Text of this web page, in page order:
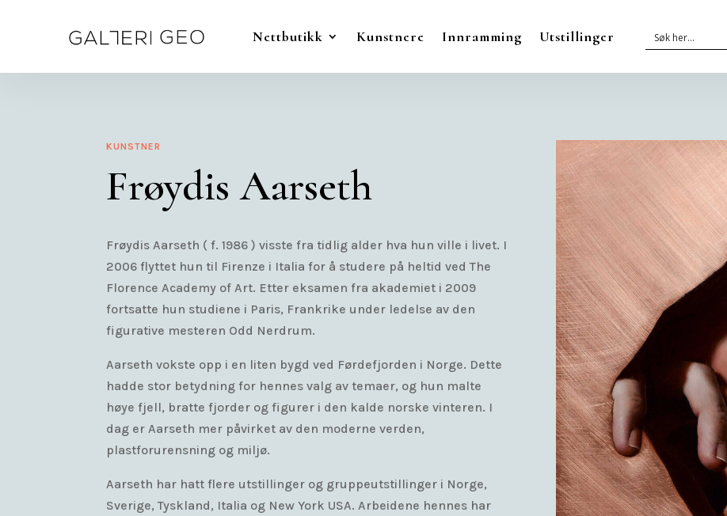
Nettbutikk Kunstnere Innramming Utstillinger
KUNSTNER
Frøydis Aarseth
Frøydis Aarseth ( f. 1986 ) visste fra tidlig alder hva hun ville i livet. I
2006 flyttet hun til Firenze i Italia for å studere på heltid ved The
Florence Academy of Art. Etter eksamen fra akademiet i 2009
fortsatte hun studiene i Paris, Frankrike under ledelse av den
figurative mesteren Odd Nerdrum.
Aarseth vokste opp i en liten bygd ved Førdefjorden i Norge. Dette
hadde stor betydning for hennes valg av temaer, og hun malte
høye fjell, bratte fjorder og figurer i den kalde norske vinteren. I
dag er Aarseth mer påvirket av den moderne verden,
plastforurensning og miljø.
Aarseth har hatt flere utstillinger og gruppeutstillinger i Norge,
Sverige, Tyskland, Italia og New York USA. Arbeidene hennes har